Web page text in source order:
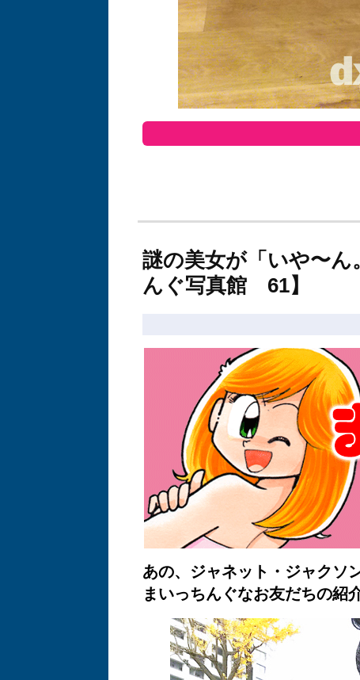
謎の美女が「いや〜
んぐ写真館 61】
あの、ジャネット・ジャクソ
まいっちんぐなお友だちの紹